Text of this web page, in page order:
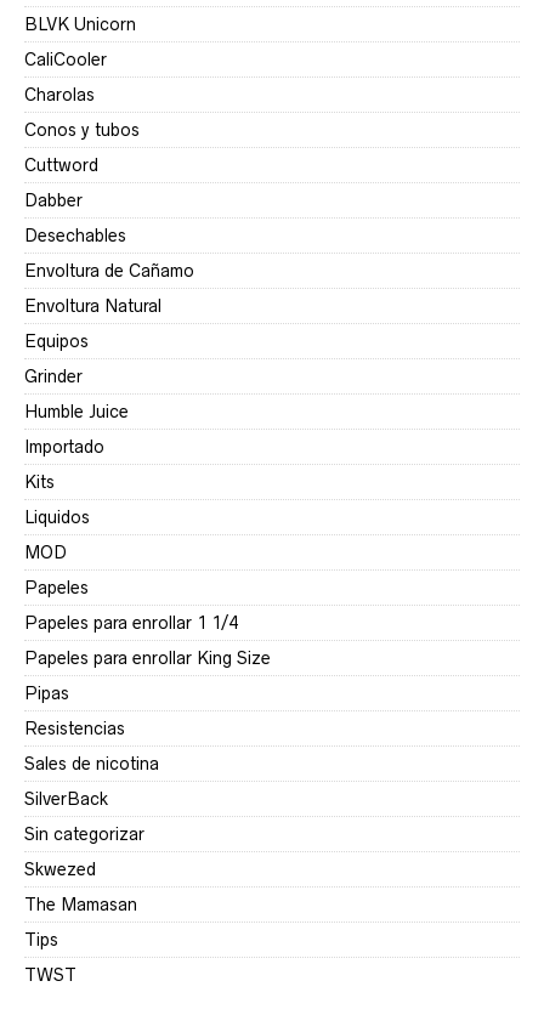
BLVK Unicorn
CaliCooler
Charolas
Conos y tubos
Cuttword
Dabber
Desechables
Envoltura de Cañamo
Envoltura Natural
Equipos
Grinder
Humble Juice
Importado
Kits
Liquidos
MOD
Papeles
Papeles para enrollar 1 1/4
Papeles para enrollar King Size
Pipas
Resistencias
Sales de nicotina
SilverBack
Sin categorizar
Skwezed
The Mamasan
Tips
TWST